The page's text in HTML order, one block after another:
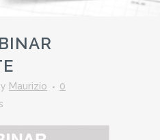
Maurizio
0